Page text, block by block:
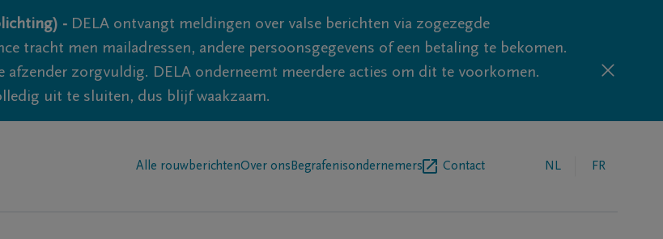
- DELA ontvangt meldingen over valse berichten via zogezegde
tracht men mailadressen, andere persoonsgegevens of een betaling te bekomen.
zorgvuldig. DELA onderneemt meerdere acties om dit te voorkomen.
uit te sluiten, dus blijf waakzaam.
Alle rouwberichtenOver ons Begrafenisondernemers Contact NL FR